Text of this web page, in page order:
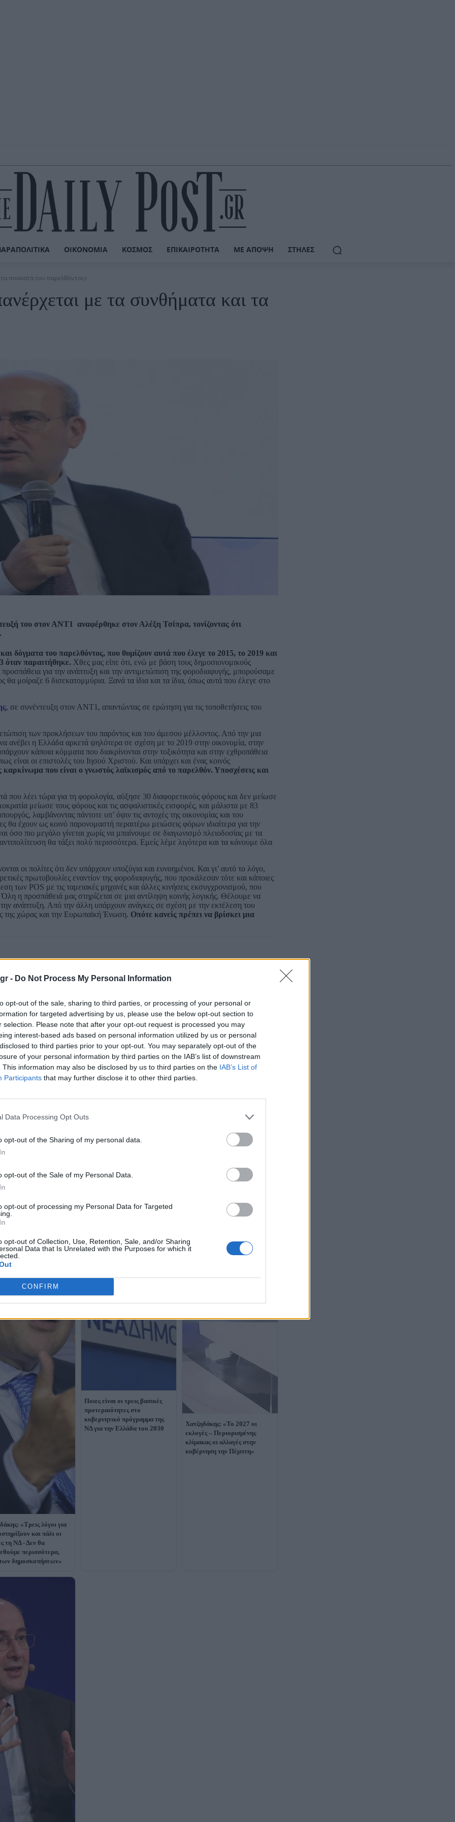
- Do Not Process My Personal Information
opt-out of the sale, sharing to third parties, or processing of your personal or
for targeted advertising by us, please use the below opt-out section to
selection. Please note that after your opt-out request is processed you may
interest-based ads based on personal information utilized by us or personal
to third parties prior to your opt-out. You may separately opt-out of the
of your personal information by third parties on the IAB’s list of downstream
This information may also be disclosed by us to third parties on the IAB’s List of
Participants that may further disclose it to other third parties.
Data Processing Opt Outs
opt-out of the Sharing of my personal data.
opt-out of the Sale of my Personal Data.
opt-out of processing my Personal Data for Targeted
opt-out of Collection, Use, Retention, Sale, and/or Sharing
Data that Is Unrelated with the Purposes for which it
CONFIRM
ΟΙΚΟΝΟΜΊΑ ΚΌΣΜΟΣ ΕΠΙΚΑΙΡΌΤΗΤΑ ΜΕ ΆΠΟΨΗ ΣΤΉΛΕΣ
ποσοστά του παρελθόντος»
με τα συνθήματα και τα
του στον ΑΝΤ1 αναφέρθηκε στον Αλέξη Τσίπρα, τονίζοντας ότι
δόγματα του παρελθόντος, που θυμίζουν αυτά που έλεγε το 2015, το 2019 και
όταν παραιτήθηκε. Χθες μας είπε ότι, ενώ με βάση τους δημοσιονομικούς
για την ανάπτυξη και την αντιμετώπιση της φοροδιαφυγής, μπορούσαμε
μοίραζε 6 δισεκατομμύρια. Ξανά τα ίδια και τα ίδια, όπως αυτά που έλεγε στο
, σε συνέντευξη στον ΑΝΤ1, απαντώντας σε ερώτηση για τις τοποθετήσεις του
των προκλήσεων του παρόντος και του άμεσου μέλλοντος. Από την μια
ανέβει η Ελλάδα αρκετά ψηλότερα σε σχέση με το 2019 στην οικονομία, στην
κάποια κόμματα που διακρίνονται στην τοξικότητα και στην εχθροπάθεια
οι επιστολές του Ιησού Χριστού. Και υπάρχει και ένας κοινός
καρκίνωμα που είναι ο γνωστός λαϊκισμός από το παρελθόν. Υποσχέσεις και
λέει τώρα για τη φορολογία, αύξησε 30 διαφορετικούς φόρους και δεν μείωσε
μείωσε τους φόρους και τις ασφαλιστικές εισφορές, και μάλιστα με 83
λαμβάνοντας πάντοτε υπ’ όψιν τις αντοχές της οικονομίας και του
θα έχουν ως κοινό παρονομαστή περαιτέρω μειώσεις φόρων ιδιαίτερα για την
πιο μεγάλο γίνεται χωρίς να μπαίνουμε σε διαγωνισμό πλειοδοσίας με τα
θα τάξει πολύ περισσότερα. Εμείς λέμε λιγότερα και τα κάνουμε όλα
οι πολίτες ότι δεν υπάρχουν υποζύγια και ευνοημένοι. Και γι’ αυτό το λόγο,
πρωτοβουλίες εναντίον της φοροδιαφυγής, που προκάλεσαν τότε και κάποιες
των POS με τις ταμειακές μηχανές και άλλες κινήσεις εκσυγχρονισμού, που
η προσπάθειά μας στηρίζεται σε μια αντίληψη κοινής λογικής. Θέλουμε να
την ανάπτυξη. Από την άλλη υπάρχουν ανάγκες σε σχέση με την εκτέλεση του
της χώρας και την Ευρωπαϊκή Ένωση. Οπότε κανείς πρέπει να βρίσκει μια
«Τρεις λόγοι για
και πάλι οι
τη ΝΔ - Δεν θα
περισσότερα,
δημοσκοπήσεων»
Ποιες είναι οι τρεις βασικές
προτεραιότητες στο
κυβερνητικό πρόγραμμα της
ΝΔ για την Ελλάδα του 2030
Χατζηδάκης: «Το 2027 οι
εκλογές – Περιορισμένης
κλίμακας οι αλλαγές στην
κυβέρνηση την Πέμπτη»